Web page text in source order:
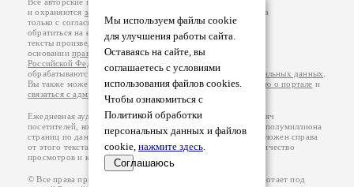
Мы используем файлы cookie
для улучшения работы сайта.
Оставаясь на сайте, вы
соглашаетесь с условиями
использования файлов cookies.
Чтобы ознакомиться с
Политикой обработки
персональных данных и файлов
cookie, нажмите здесь.
Соглашаюсь
Все авторские права на произведения принадлежат авторам
и охраняются законом
. Перепечатка произведений возможна
только с согласия его автора, к которому вы можете
обратиться на его авторской странице. Ответственность за
тексты произведений авторы несут самостоятельно на
основанииправил публикацииизаконодательства
Российской Федерации
обрабатываются на основанииПолитики обработки персональных данных
Вы также можете посмотреть более подробнуюинформацию о портале и
связаться с администрацией
Ежедневная аудитория портала Проза.ру – порядка 100 тысяч
посетителей, которые в общей сумме просматривают более полумиллиона
страниц по данным счетчика посещаемости, который расположен справа
от этого текста. В каждой графе указано по две цифры: количество
просмотров и количество посетителей.
© Все права принадлежат авторам, 2000-2026. Портал работает под